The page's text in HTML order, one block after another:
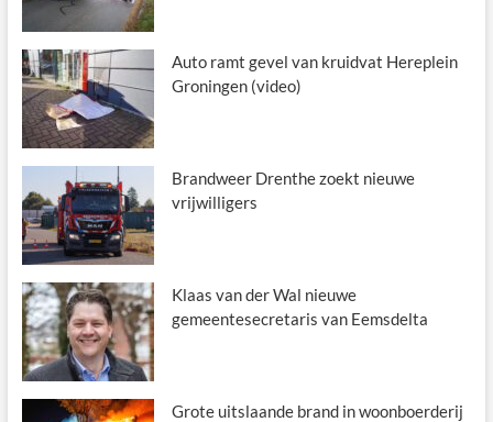
Auto ramt gevel van kruidvat Hereplein
Groningen (video)
Brandweer Drenthe zoekt nieuwe
vrijwilligers
Klaas van der Wal nieuwe
gemeentesecretaris van Eemsdelta
Grote uitslaande brand in woonboerderij